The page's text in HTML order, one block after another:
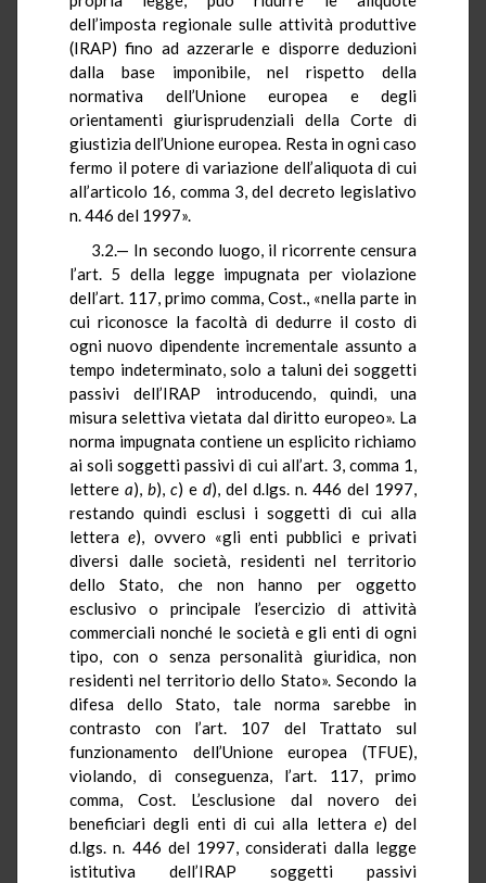
dell’imposta regionale sulle attività produttive
(IRAP) fino ad azzerarle e disporre deduzioni
dalla base imponibile, nel rispetto della
normativa dell’Unione europea e degli
orientamenti giurisprudenziali della Corte di
giustizia dell’Unione europea. Resta in ogni caso
fermo il potere di variazione dell’aliquota di cui
all’articolo 16, comma 3, del decreto legislativo
n. 446 del 1997».
3.2.— In secondo luogo, il ricorrente censura
l’art. 5 della legge impugnata per violazione
dell’art. 117, primo comma, Cost., «nella parte in
cui riconosce la facoltà di dedurre il costo di
ogni nuovo dipendente incrementale assunto a
tempo indeterminato, solo a taluni dei soggetti
passivi dell’IRAP introducendo, quindi, una
misura selettiva vietata dal diritto europeo». La
norma impugnata contiene un esplicito richiamo
ai soli soggetti passivi di cui all’art. 3, comma 1,
lettere a), b), c) e d), del d.lgs. n. 446 del 1997,
restando quindi esclusi i soggetti di cui alla
letterae), ovvero «gli enti pubblici e privati
diversi dalle società, residenti nel territorio
dello Stato, che non hanno per oggetto
esclusivo o principale l’esercizio di attività
commerciali nonché le società e gli enti di ogni
tipo, con o senza personalità giuridica, non
residenti nel territorio dello Stato». Secondo la
difesa dello Stato, tale norma sarebbe in
contrasto con l’art. 107 del Trattato sul
funzionamento dell’Unione europea (TFUE),
violando, di conseguenza, l’art. 117, primo
comma, Cost. L’esclusione dal novero dei
beneficiari degli enti di cui alla lettera e) del
d.lgs. n. 446 del 1997, considerati dalla legge
istitutiva dell’IRAP soggetti passivi